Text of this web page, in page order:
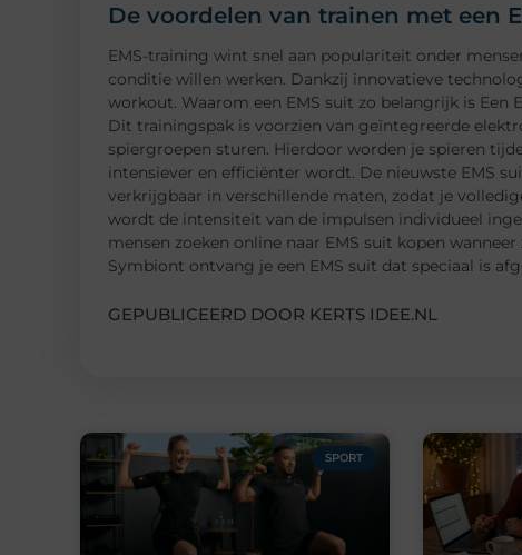
De voordelen van trainen met een
EMS-training wint snel aan populariteit onder
conditie willen werken. Dankzij innovatieve
workout. Waarom een EMS suit zo belangrijk is
Dit trainingspak is voorzien van geïntegreerde
spiergroepen sturen. Hierdoor worden je spieren
intensiever en efficiënter wordt. De nieuwste EMS
verkrijgbaar in verschillende maten, zodat je
wordt de intensiteit van de impulsen individueel
mensen zoeken online naar EMS suit kopen
Symbiont ontvang je een EMS suit dat speciaal is
GEPUBLICEERD DOOR KERTS IDEE.NL
SPORT